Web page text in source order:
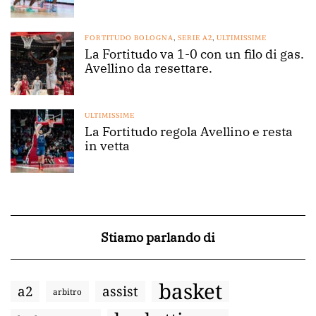
FORTITUDO BOLOGNA, SERIE A2, ULTIMISSIME
La Fortitudo va 1-0 con un filo di gas.
Avellino da resettare.
ULTIMISSIME
La Fortitudo regola Avellino e resta
in vetta
Stiamo parlando di
a2 arbitro assist basket